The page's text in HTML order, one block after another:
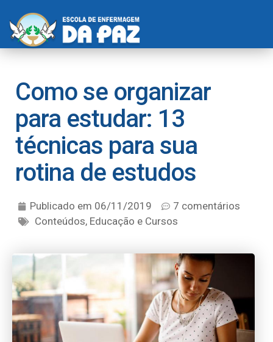
Como se organizar
para estudar: 13
técnicas para sua
rotina de estudos
Publicado em 06/11/2019
7 comentários
Conteúdos, Educação e Cursos